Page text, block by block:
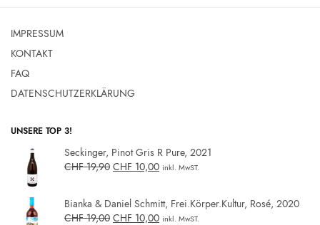
IMPRESSUM
KONTAKT
FAQ
DATENSCHUTZERKLÄRUNG
UNSERE TOP 3!
Seckinger, Pinot Gris R Pure, 2021
CHF19,90 CHF 10,00 inkl. MwST.
Bianka & Daniel Schmitt, Frei.Körper.Kultur, Rosé, 2020
CHF19,00 CHF 10,00 inkl. MwST.